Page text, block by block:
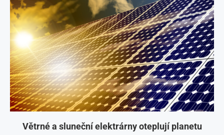
Větrné a sluneční elektrárny oteplují planetu
Odběr novinek